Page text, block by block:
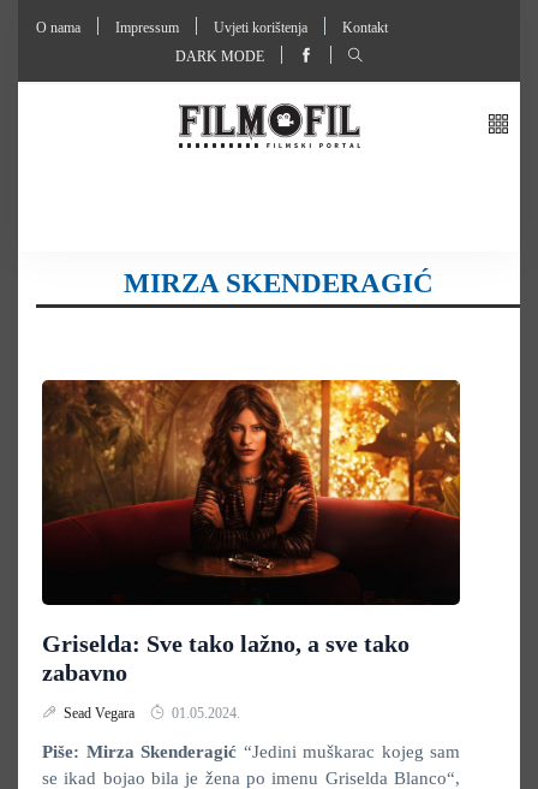
O nama Impressum Uvjeti korištenja
Kontakt
DARK MODE
MIRZA SKENDERAGIĆ
Griselda: Sve tako lažno, a sve tako
zabavno
Sead Vegara 01.05.2024.
Piše: Mirza Skenderagić “Jedini muškarac kojeg sam
se ikad bojao bila je žena po imenu Griselda Blanco“,